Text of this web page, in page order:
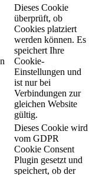
Dieses Cookie
überprüft, ob
Cookies platziert
werden können. Es
speichert Ihre
Cookie-
Einstellungen und
ist nur bei
Verbindungen zur
gleichen Website
gültig.
Dieses Cookie wird
vom GDPR
Cookie Consent
Plugin gesetzt und
speichert, ob der